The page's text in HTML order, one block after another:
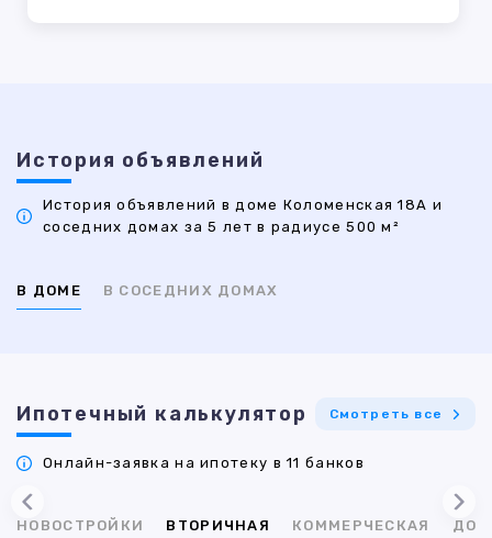
История объявлений
История объявлений в доме Коломенская 18А и
соседних домах за 5 лет в радиусе 500 м²
В ДОМЕ В СОСЕДНИХ ДОМАХ
Ипотечный калькулятор Смотреть все
Онлайн-заявка на ипотеку в 11 банков
НОВОСТРОЙКИ ВТОРИЧНАЯ КОММЕРЧЕСКАЯ ДОМ